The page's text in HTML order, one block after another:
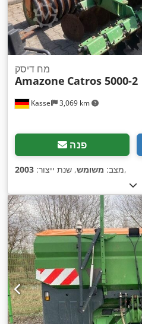
Kassel 3,069 km
מח דיסק
Amazone Catros 5000-2
פנה
מצב: משומש, שנת ייצור: 2003 ,